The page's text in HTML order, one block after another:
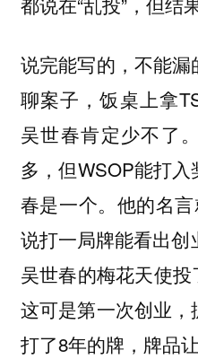
说完能写的，不能
聊案子，饭桌上拿
吴世春肯定少不了
多，但WSOP能打
春是一个。他的名
说打一局牌能看出创
吴世春的梅花天使
这可是第一次创业
打了8年的牌，牌品